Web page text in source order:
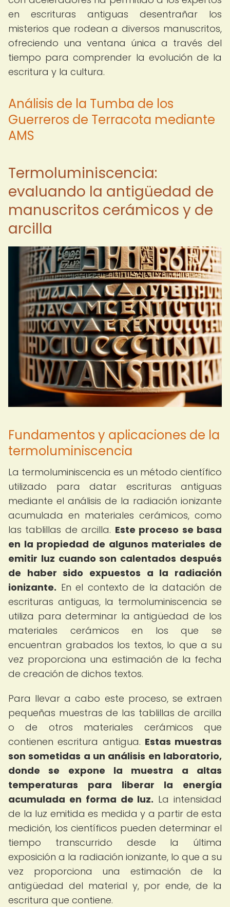
en escrituras antiguas desentrañar los
misterios que rodean a diversos manuscritos,
ofreciendo una ventana única a través del
tiempo para comprender la evolución de la
escritura y la cultura.
Análisis de la Tumba de los
Guerreros de Terracota mediante
AMS
Termoluminiscencia:
evaluando la antigüedad de
manuscritos cerámicos y de
arcilla
Fundamentos y aplicaciones de la
termoluminiscencia
La termoluminiscencia es un método científico
utilizado para datar escrituras antiguas
mediante el análisis de la radiación ionizante
acumulada en materiales cerámicos, como
las tablillas de arcilla. Este proceso se basa
en la propiedad de algunos materiales de
emitir luz cuando son calentados después
de haber sido expuestos a la radiación
ionizante. En el contexto de la datación de
escrituras antiguas, la termoluminiscencia se
utiliza para determinar la antigüedad de los
materiales cerámicos en los que se
encuentran grabados los textos, lo que a su
vez proporciona una estimación de la fecha
de creación de dichos textos.
Para llevar a cabo este proceso, se extraen
pequeñas muestras de las tablillas de arcilla
o de otros materiales cerámicos que
contienen escritura antigua. Estas muestras
son sometidas a un análisis en laboratorio,
donde se expone la muestra a altas
temperaturas para liberar la energía
acumulada en forma de luz. La intensidad
de la luz emitida es medida y a partir de esta
medición, los científicos pueden determinar el
tiempo transcurrido desde la última
exposición a la radiación ionizante, lo que a su
vez proporciona una estimación de la
antigüedad del material y, por ende, de la
escritura que contiene.